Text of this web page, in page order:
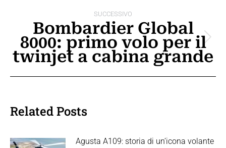
SUCCESSIVO
Prossimo
post:
Bombardier Global
8000: primo volo per il
twinjet a cabina grande
Related Posts
Agusta A109: storia di un’icona volante